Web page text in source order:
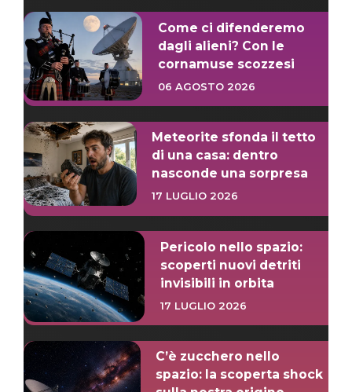
Come ci difenderemo
dagli alieni? Con le
cornamuse scozzesi
06 AGOSTO 2026
Meteorite sfonda il tetto
di una casa: dentro
nasconde una sorpresa
17 LUGLIO 2026
Pericolo nello spazio:
scoperti nuovi detriti
invisibili in orbita
17 LUGLIO 2026
C’è zucchero nello
spazio: la scoperta shock